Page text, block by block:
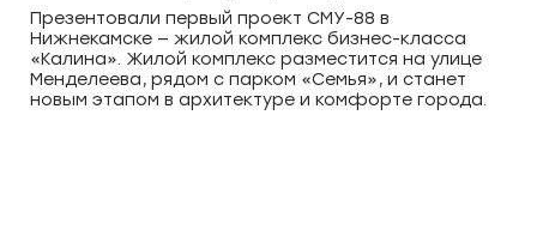
Презентовали первый проект СМУ-88 в
Нижнекамске — жилой комплекс бизнес-класса
«Калина». Жилой комплекс разместится на улице
Менделеева, рядом с парком «Семья», и станет
новым этапом в архитектуре и комфорте города.